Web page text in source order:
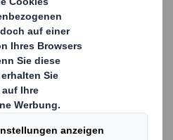
gefallen?
großen Reiz einen völlig
Deshalb fiel meine
Kontinent und zwar
selbst ist sehr faszinierend
Reiseziel. Heißes Wetter,